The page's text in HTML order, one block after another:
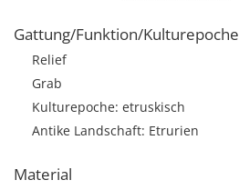
Gattung/Funktion/Kulturepoche
Relief
Grab
Kulturepoche: etruskisch
Antike Landschaft: Etrurien
Material